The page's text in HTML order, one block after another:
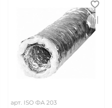
арт. ISO ФА 203